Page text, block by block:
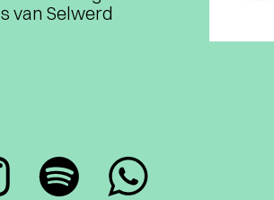
van Selwerd